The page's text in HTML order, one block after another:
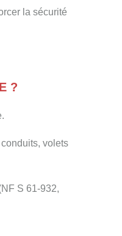
la sécurité
?
volets
S 61-932,